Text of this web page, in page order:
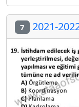
7 2021-